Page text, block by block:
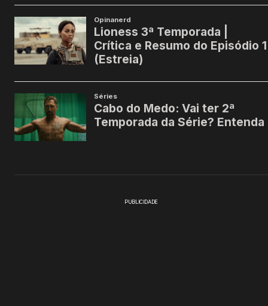
PUBLICIDADE